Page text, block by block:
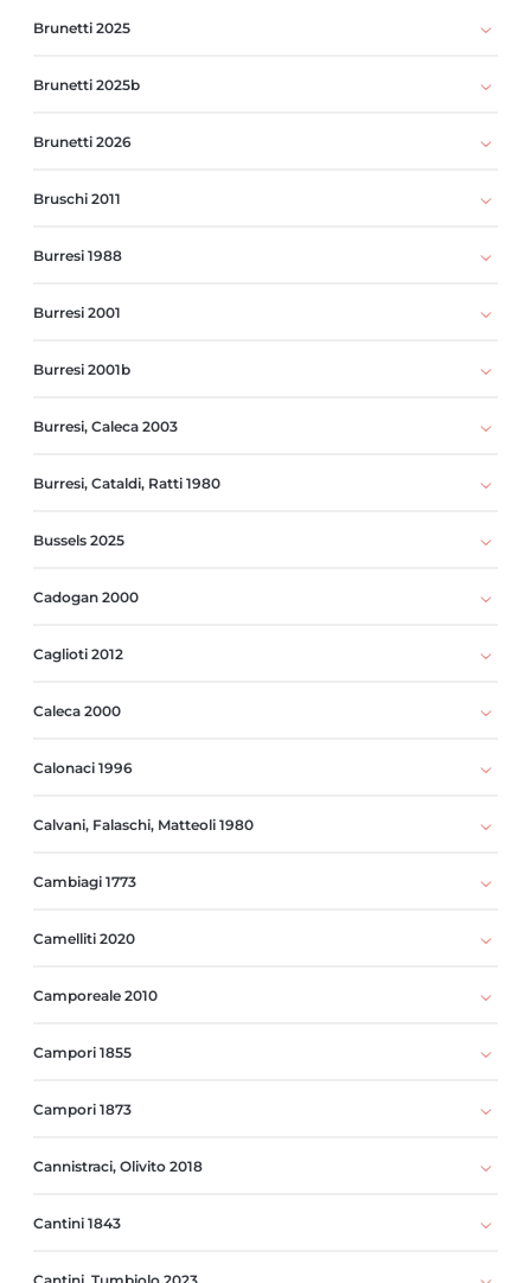
Brunetti 2025
Brunetti 2025b
Brunetti 2026
Bruschi 2011
Burresi 1988
Burresi 2001
Burresi 2001b
Burresi, Caleca 2003
Burresi, Cataldi, Ratti 1980
Bussels 2025
Cadogan 2000
Caglioti 2012
Caleca 2000
Calonaci 1996
Calvani, Falaschi, Matteoli 1980
Cambiagi 1773
Camelliti 2020
Camporeale 2010
Campori 1855
Campori 1873
Cannistraci, Olivito 2018
Cantini 1843